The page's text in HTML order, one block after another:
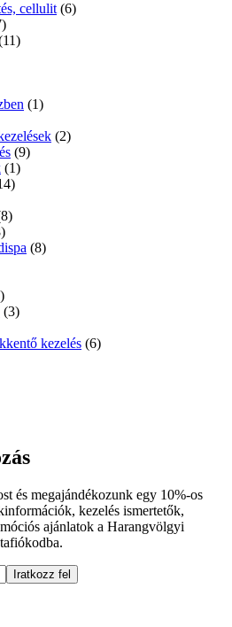
cellulit (6)
(1)
(2)
(9)
(1)
(8)
(3)
kezelés (6)
és megajándékozunk egy 10%-os
kezelés ismertetők,
ajánlatok a Harangvölgyi